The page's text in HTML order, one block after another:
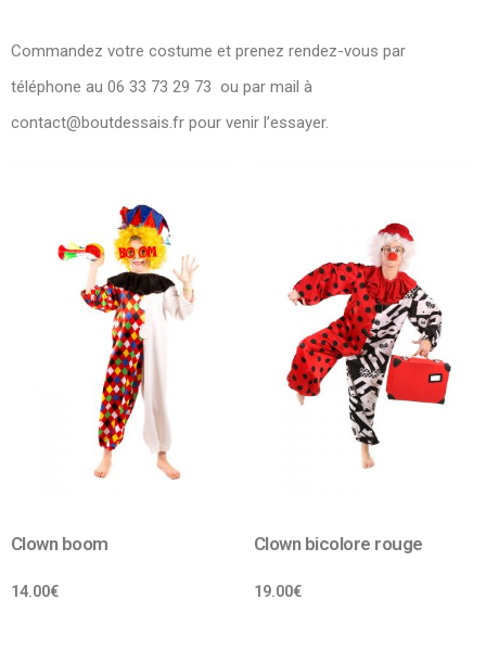
Commandez votre costume et prenez rendez-vous par
téléphone au 06 33 73 29 73 ou par mail à
contact@boutdessais.fr pour venir l’essayer.
Clown boom
14.00€
Clown bicolore rouge
19.00€